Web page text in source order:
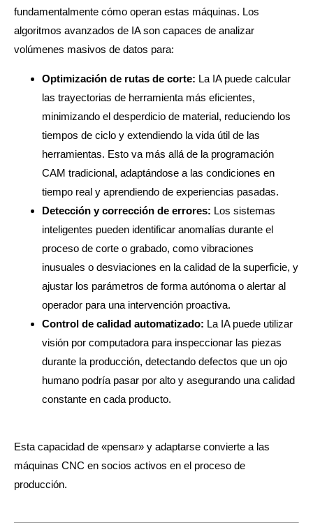
fundamentalmente cómo operan estas máquinas. Los
algoritmos avanzados de IA son capaces de analizar
volúmenes masivos de datos para:
Optimización de rutas de corte: La IA puede calcular
las trayectorias de herramienta más eficientes,
minimizando el desperdicio de material, reduciendo los
tiempos de ciclo y extendiendo la vida útil de las
herramientas. Esto va más allá de la programación
CAM tradicional, adaptándose a las condiciones en
tiempo real y aprendiendo de experiencias pasadas.
Detección y corrección de errores: Los sistemas
inteligentes pueden identificar anomalías durante el
proceso de corte o grabado, como vibraciones
inusuales o desviaciones en la calidad de la superficie, y
ajustar los parámetros de forma autónoma o alertar al
operador para una intervención proactiva.
Control de calidad automatizado: La IA puede utilizar
visión por computadora para inspeccionar las piezas
durante la producción, detectando defectos que un ojo
humano podría pasar por alto y asegurando una calidad
constante en cada producto.
Esta capacidad de «pensar» y adaptarse convierte a las
máquinas CNC en socios activos en el proceso de
producción.